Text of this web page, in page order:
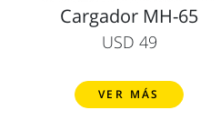
Cargador MH-65
USD 49
VER MÁS